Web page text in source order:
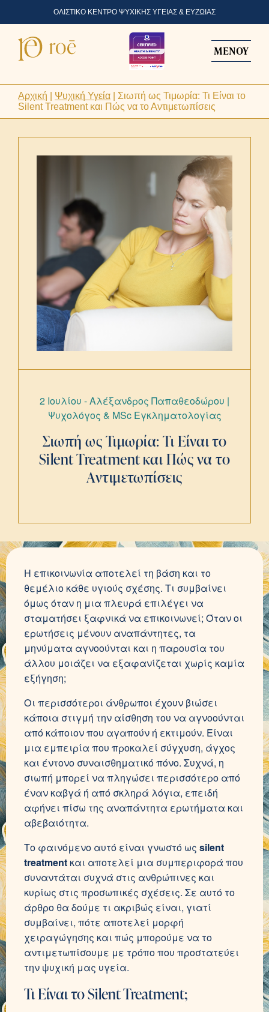
ΟΛΙΣΤΙΚΟ ΚΕΝΤΡΟ ΨΥΧΙΚΗΣ ΥΓΕΙΑΣ & ΕΥΖΩΙΑΣ
ΜΕΝΟΥ
Αρχική Ψυχική Υγεία
Σιωπή ως Τιμωρία: Τι Είναι το
Silent Treatment και Πώς να το Αντιμετωπίσεις
2 Ιουλίου - Αλέξανδρος Παπαθεοδώρου |
Ψυχολόγος & ΜSc Εγκληματολογίας
Σιωπή ως Τιμωρία: Τι Είναι το
Silent Treatment και Πώς να το
Αντιμετωπίσεις
Η επικοινωνία αποτελεί τη βάση και το
θεμέλιο κάθε υγιούς σχέσης. Τι συμβαίνει
όμως όταν η μια πλευρά επιλέγει να
σταματήσει ξαφνικά να επικοινωνεί; Όταν οι
ερωτήσεις μένουν αναπάντητες, τα
μηνύματα αγνοούνται και η παρουσία του
άλλου μοιάζει να εξαφανίζεται χωρίς καμία
εξήγηση;
Οι περισσότεροι άνθρωποι έχουν βιώσει
κάποια στιγμή την αίσθηση του να αγνοούνται
από κάποιον που αγαπούν ή εκτιμούν. Είναι
μια εμπειρία που προκαλεί σύγχυση, άγχος
και έντονο συναισθηματικό πόνο. Συχνά, η
σιωπή μπορεί να πληγώσει περισσότερο από
έναν καβγά ή από σκληρά λόγια, επειδή
αφήνει πίσω της αναπάντητα ερωτήματα και
αβεβαιότητα.
Το φαινόμενο αυτό είναι γνωστό ως silent
treatment και αποτελεί μια συμπεριφορά που
συναντάται συχνά στις ανθρώπινες και
κυρίως στις προσωπικές σχέσεις. Σε αυτό το
άρθρο θα δούμε τι ακριβώς είναι, γιατί
συμβαίνει, πότε αποτελεί μορφή
χειραγώγησης και πώς μπορούμε να το
αντιμετωπίσουμε με τρόπο που προστατεύει
την ψυχική μας υγεία.
Τι Είναι το Silent Treatment;